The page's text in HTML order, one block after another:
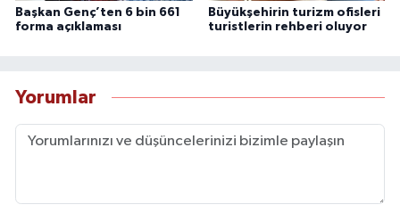
Başkan Genç’ten 6 bin 661
forma açıklaması
Büyükşehirin turizm ofisleri
turistlerin rehberi oluyor
Yorumlar